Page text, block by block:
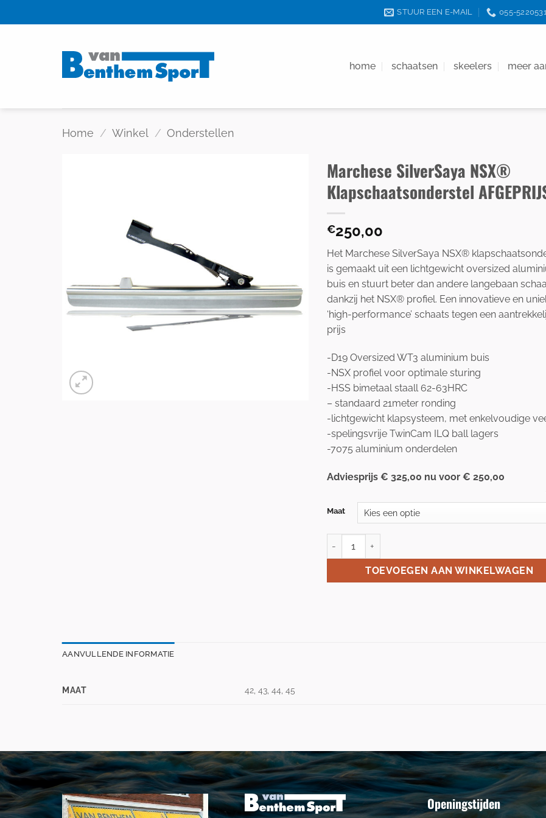
to
STUUR EEN E-MAIL 055-
home schaatsen skeelers meer
Home / Winkel / Onderstellen
Marchese SilverSaya NSX®
Klapschaatsonderstel
€250,00
Het Marchese SilverSaya NSX®
is gemaakt uit een lichtgewicht oversized
buis en stuurt beter dan andere langebaan
dankzij het NSX® profiel. Een innovatieve en
‘high-performance’ schaats tegen een
prijs
-D19 Oversized WT3 aluminium buis
-NSX profiel voor optimale sturing
-HSS bimetaal staall 62-63HRC
– standaard 21meter ronding
-lichtgewicht klapsysteem, met enkelvoudige
-spelingsvrije TwinCam ILQ ball lagers
-7075 aluminium onderdelen
Adviesprijs € 325,00 nu voor € 250,00
Maat
TOEVOEGEN AAN WINKELWAGEN
AANVULLENDE INFORMATIE
MAAT 42, 43, 44, 45
Openingstijden